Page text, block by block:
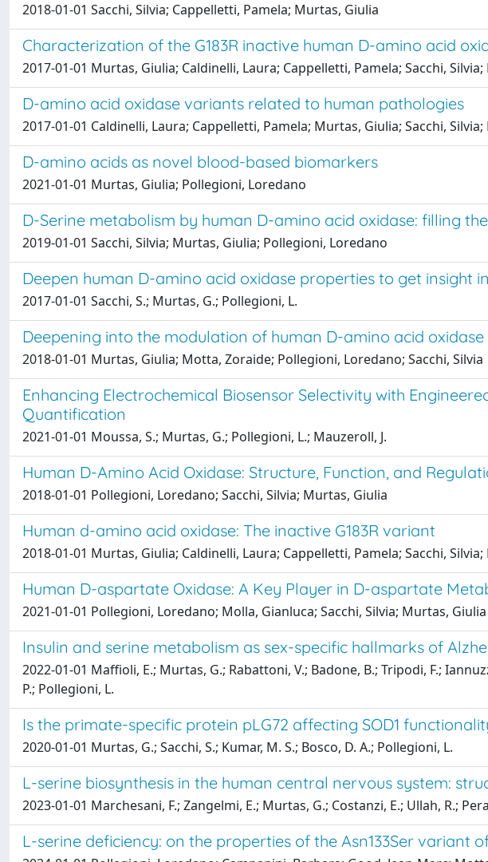
2018-01-01 Sacchi, Silvia; Cappelletti, Pamela; Murtas, Giulia
Characterization of the G183R inactive human D-amino acid
2017-01-01 Murtas, Giulia; Caldinelli, Laura; Cappelletti, Pamela; Sacchi,
D-amino acid oxidase variants related to human pathologies
2017-01-01 Caldinelli, Laura; Cappelletti, Pamela; Murtas, Giulia; Sacchi,
D-amino acids as novel blood-based biomarkers
2021-01-01 Murtas, Giulia; Pollegioni, Loredano
D-Serine metabolism by human D-amino acid oxidase: filling
2019-01-01 Sacchi, Silvia; Murtas, Giulia; Pollegioni, Loredano
Deepen human D-amino acid oxidase properties to get insight
2017-01-01 Sacchi, S.; Murtas, G.; Pollegioni, L.
Deepening into the modulation of human D-amino acid oxidase
2018-01-01 Murtas, Giulia; Motta, Zoraide; Pollegioni, Loredano; Sacchi, Silvia
Enhancing Electrochemical Biosensor Selectivity with
Quantification
2021-01-01 Moussa, S.; Murtas, G.; Pollegioni, L.; Mauzeroll, J.
Human D-Amino Acid Oxidase: Structure, Function, and
2018-01-01 Pollegioni, Loredano; Sacchi, Silvia; Murtas, Giulia
Human d-amino acid oxidase: The inactive G183R variant
2018-01-01 Murtas, Giulia; Caldinelli, Laura; Cappelletti, Pamela; Sacchi,
Human D-aspartate Oxidase: A Key Player in D-aspartate
2021-01-01 Pollegioni, Loredano; Molla, Gianluca; Sacchi, Silvia; Murtas, Giulia
Insulin and serine metabolism as sex-specific hallmarks of
2022-01-01 Maffioli, E.; Murtas, G.; Rabattoni, V.; Badone, B.; Tripodi, F.;
P.; Pollegioni, L.
Is the primate-specific protein pLG72 affecting SOD1
2020-01-01 Murtas, G.; Sacchi, S.; Kumar, M. S.; Bosco, D. A.; Pollegioni, L.
L-serine biosynthesis in the human central nervous system:
2023-01-01 Marchesani, F.; Zangelmi, E.; Murtas, G.; Costanzi, E.; Ullah, R.;
L-serine deficiency: on the properties of the Asn133Ser variant